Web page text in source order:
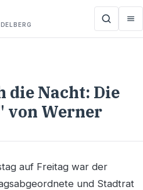
Nacht: Die
von Werner
auf Freitag war der
und Stadtrat